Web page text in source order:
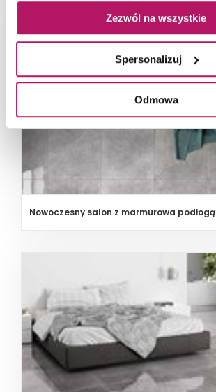
Zezwól na wszystkie
Spersonalizuj
Odmowa
Nowoczesny salon z marmurowa podłogą